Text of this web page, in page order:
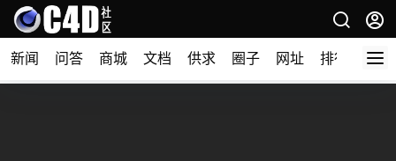
新闻 问答 商城 文档 供求 圈子 网址 排行榜